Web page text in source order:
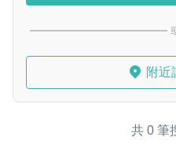
附近
共 0 筆